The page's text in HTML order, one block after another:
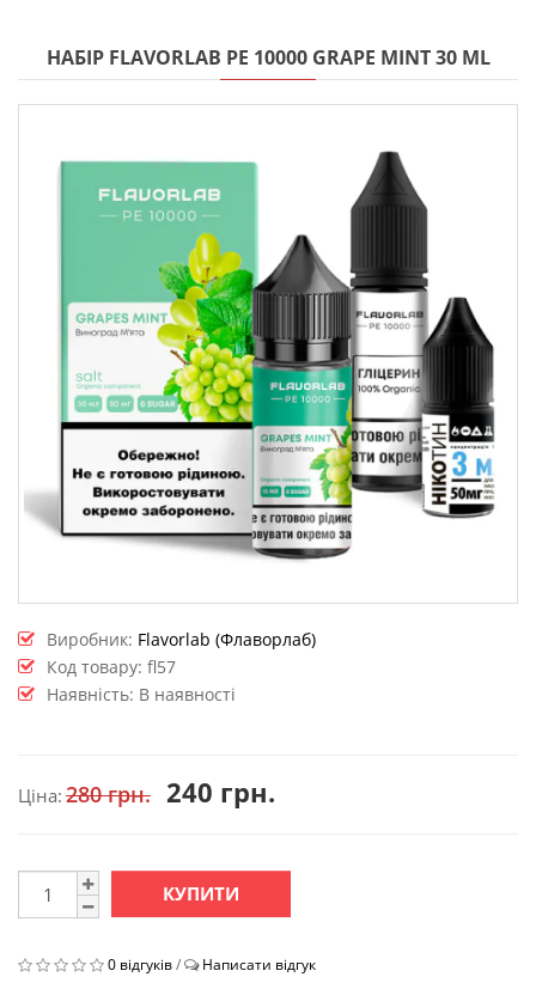
НАБІР FLAVORLAB PE 10000 GRAPE MINT 30 ML
Виробник: Flavorlab (Флаворлаб)
Код товару: fl57
Наявність: В наявності
Ціна: 280 грн. 240 грн.
КУПИТИ
0 відгуків/ Написати відгук